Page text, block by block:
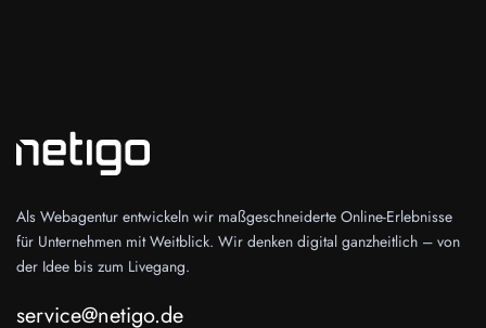
Als Webagentur entwickeln wir maßgeschneiderte Online-Erlebnisse
für Unternehmen mit Weitblick. Wir denken digital ganzheitlich – von
der Idee bis zum Livegang.
service@netigo.de